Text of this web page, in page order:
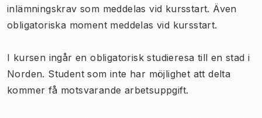
inlämningskrav som meddelas vid kursstart. Även
obligatoriska moment meddelas vid kursstart.
I kursen ingår en obligatorisk studieresa till en stad i
Norden. Student som inte har möjlighet att delta
kommer få motsvarande arbetsuppgift.